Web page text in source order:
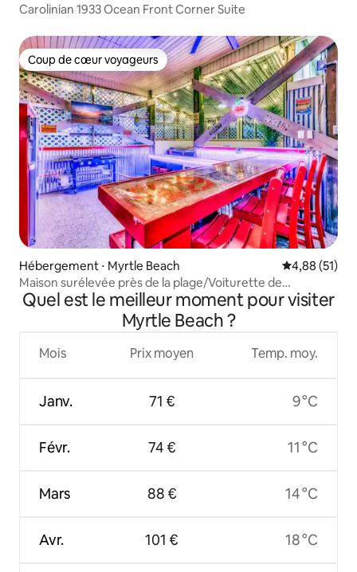
Carolinian 1933 Ocean Front Corner Suite
Coup de cœur voyageurs
Coup de cœur voyageurs
Hébergement ⋅ Myrtle Beach Évaluation
4,88 (51)
Maison surélevée près de la plage/Voiturette de
golf/Jacuzzi/Arcade/BAR
Quel est le meilleur moment pour visiter
Myrtle Beach ?
Mois
Janv.
Févr.
Mars
Avr.
Prix moyen
71 €
74 €
88 €
101 €
Temp. moy.
9 °C
11 °C
14 °C
18 °C